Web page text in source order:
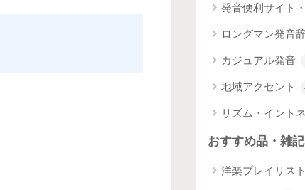
発音便利サイト
ロングマン発音
カジュアル発音
地域アクセント
リズム・イント
おすすめ品・雑
洋楽プレイリスト